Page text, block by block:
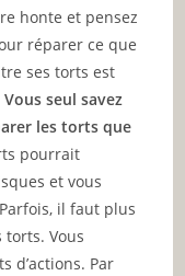
honte et pensez
réparer ce que
ses torts est
Vous seul savez
les torts que
pourrait
et vous
il faut plus
torts. Vous
d’actions. Par